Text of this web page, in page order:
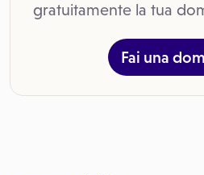
gratuitamente la tua
Fai una